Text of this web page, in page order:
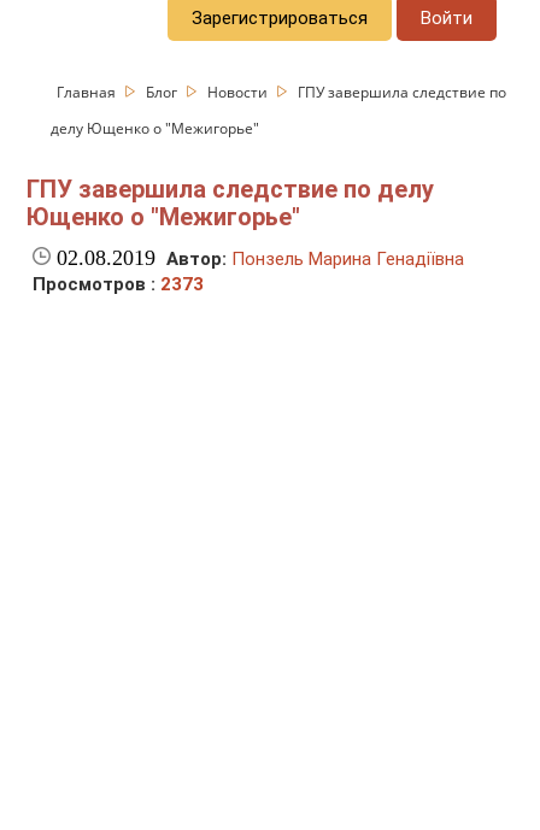
Зарегистрироваться Войти
Главная Блог Новости
ГПУ завершила следствие по
делу Ющенко о "Межигорье"
ГПУ завершила следствие по делу
Ющенко о "Межигорье"
02.08.2019 Автор: Понзель Марина Генадіївна
Просмотров : 2373